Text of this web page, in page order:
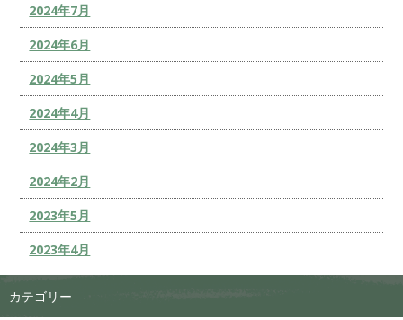
2024年7月
2024年6月
2024年5月
2024年4月
2024年3月
2024年2月
2023年5月
2023年4月
カテゴリー